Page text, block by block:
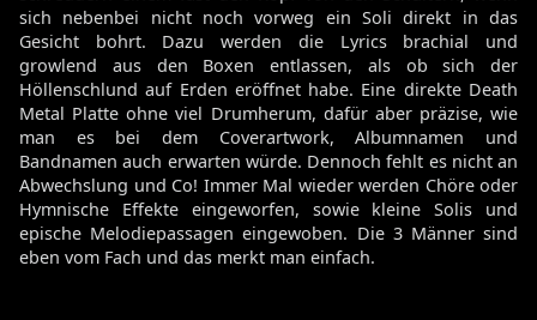
sich nebenbei nicht noch vorweg ein Soli direkt in das
Gesicht bohrt. Dazu werden die Lyrics brachial und
growlend aus den Boxen entlassen, als ob sich der
Höllenschlund auf Erden eröffnet habe. Eine direkte Death
Metal Platte ohne viel Drumherum, dafür aber präzise, wie
man es bei dem Coverartwork, Albumnamen und
Bandnamen auch erwarten würde. Dennoch fehlt es nicht an
Abwechslung und Co! Immer Mal wieder werden Chöre oder
Hymnische Effekte eingeworfen, sowie kleine Solis und
epische Melodiepassagen eingewoben. Die 3 Männer sind
eben vom Fach und das merkt man einfach.